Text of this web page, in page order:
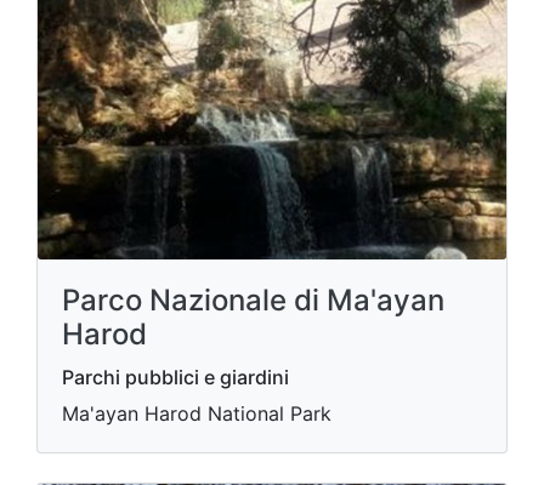
Parco Nazionale di Ma'ayan
Harod
Parchi pubblici e giardini
Ma'ayan Harod National Park